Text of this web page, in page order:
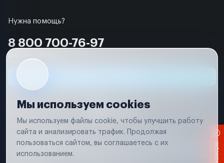
Нужна помощь?
8 800 700-76-97
Условия использования
Удаление аккаунта
Вся информация, представленная на сайте, носит исключительно
соответствии с положениями статьи 437 (п. 2) Гражданского кодекса
Мы используем cookies
Мы используем файлы cookie, чтобы улучшить работу
сайта и анализировать трафик. Продолжая
пользоваться сайтом, вы соглашаетесь с их
использованием.